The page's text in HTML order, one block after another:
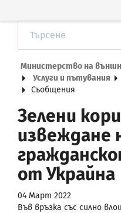
Министерство на
Услуги и пътувания
Съобщения
Зелени
извеждане
от Украйна
04 Март 2022
Във връзка със силно